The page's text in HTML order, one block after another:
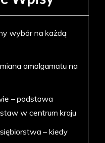
wybór na każdą
amalgamatu na
– podstawa
w centrum kraju
– kiedy